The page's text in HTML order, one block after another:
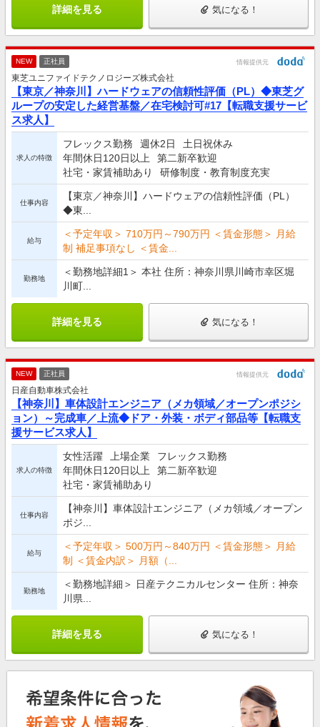
詳細を見る 気になる！
NEW 正社員 情報提供元
東芝ユニファイドテクノロジーズ株式会社
【東京／神奈川】ハードウェアの信頼性評価（PL）◆東芝グ
ループの安定した経営基盤／在宅検討可#17【転職支援サービ
ス求人】
求人の特徴
フレックス勤務 週休2日
土日祝休み
年間休日120日以上
第二新卒歓迎
社宅・家賃補助あり
研修制度・教育制度充実
仕事内容
【東京／神奈川】ハードウェアの信頼性評価（PL）
◆東...
給与
＜予定年収＞ 710万円～790万円 ＜賃金形態＞ 月給
制 補足事項なし ＜賃金...
勤務地
＜勤務地詳細1＞ 本社 住所：神奈川県川崎市幸区堀
川町...
詳細を見る 気になる！
NEW 正社員 情報提供元
日産自動車株式会社
【神奈川】車体設計エンジニア（メカ領域／オープンポジシ
ョン）～完成車／上流◆ドア・外装・ボディ部品等【転職支
援サービス求人】
求人の特徴
女性活躍 上場企業
フレックス勤務
年間休日120日以上
第二新卒歓迎
社宅・家賃補助あり
仕事内容
【神奈川】車体設計エンジニア（メカ領域／オープン
ポジ...
給与
＜予定年収＞ 500万円～840万円 ＜賃金形態＞ 月給
制 ＜賃金内訳＞ 月額（...
勤務地
＜勤務地詳細＞ 日産テクニカルセンター 住所：神奈
川県...
詳細を見る 気になる！